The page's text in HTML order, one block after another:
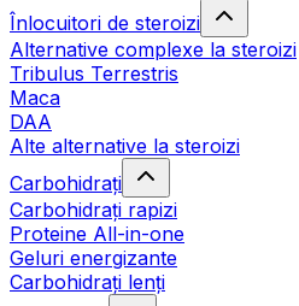
Înlocuitori de steroizi
Alternative complexe la steroizi
Tribulus Terrestris
Maca
DAA
Alte alternative la steroizi
Carbohidrați
Carbohidrați rapizi
Proteine All-in-one
Geluri energizante
Carbohidrați lenți